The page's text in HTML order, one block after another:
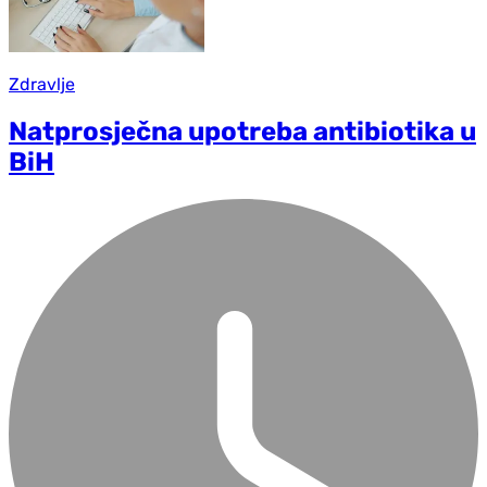
Zdravlje
Natprosječna upotreba antibiotika u
BiH